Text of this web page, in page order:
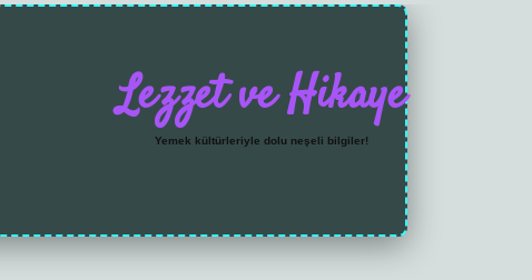
Lezzet ve Hikaye
Yemek kültürleriyle dolu neşeli bilgiler!